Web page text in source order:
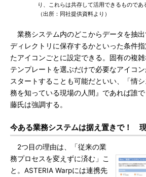
り、これらは共存して活用できるものであ
（出所：同社提供資料より）
業務システム内のどこからデータを抽
ディレクトリに保存するかといった条件
たアイコンごとに設定できる。固有の複雑
テンプレートを選ぶだけで必要なアイコ
スタートすることも可能だといい、「情
務を知っている現場の人間』であれば誰
藤氏は強調する。
今ある業務システムは据え置きで！
2つ目の理由は、「従来の業
務プロセスを変えずに済む」こ
と。ASTERIA Warpには連携先